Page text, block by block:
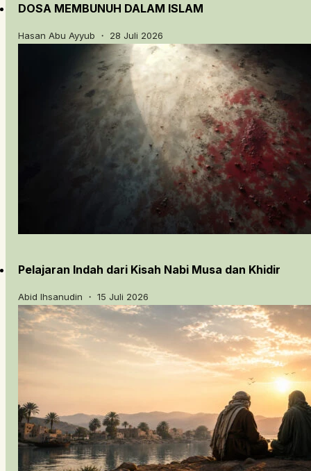
DOSA MEMBUNUH DALAM ISLAM
Hasan Abu Ayyub ・ 28 Juli 2026
Pelajaran Indah dari Kisah Nabi Musa dan Khidir
Abid Ihsanudin ・ 15 Juli 2026